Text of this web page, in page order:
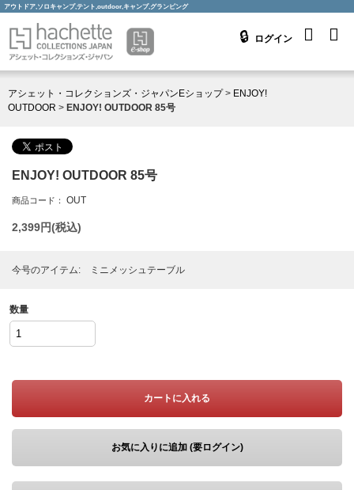
アウトドア,ソロキャンプ,テント,outdoor,キャンプ,グランピング
ログイン
アシェット・コレクションズ・ジャパンEショップ> ENJOY!
OUTDOOR > ENJOY! OUTDOOR 85号
ENJOY! OUTDOOR 85号
商品コード： OUT
2,399円(税込)
今号のアイテム: ミニメッシュテーブル
数量
カートに入れる
お気に入りに追加 (要ログイン)